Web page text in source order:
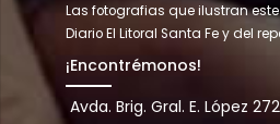
Las fotografias que ilustran
Diario El Litoral Santa Fe y del
¡Encontrémonos!
Avda. Brig. Gral. E. López